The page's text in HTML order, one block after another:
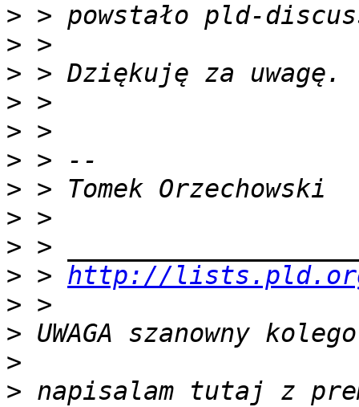
>
>
>
>
>
>
>
>
>
> > http://
>
>
>
> napisalam tutaj z